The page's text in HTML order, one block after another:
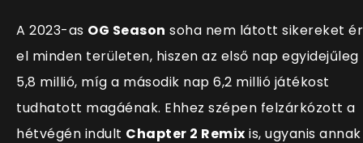
A 2023-as OG Season soha nem látott sikereket
el minden területen, hiszen az első nap egyidejűleg
5,8 millió, míg a második nap 6,2 millió játékost
tudhatott magáénak. Ehhez szépen felzárkózott a
hétvégén indult Chapter 2 Remix is, ugyanis annak